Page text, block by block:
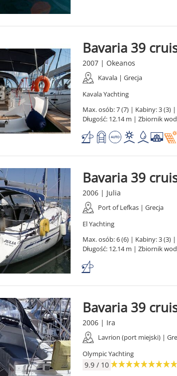
Bavaria 39
2007 | Okeanos
Kavala | Grecja
Kavala Yachting
Max. osób: 7 (7) | Kabiny: 3 (3) |
Długość: 12.14 m | Zbiornik
Bavaria 39
2006 | Julia
Port of Lefkas | Grecja
El Yachting
Max. osób: 6 (6) | Kabiny: 3 (3) |
Długość: 12.14 m | Zbiornik
Bavaria 39
2006 | Ira
Lavrion (port miejski) |
Olympic Yachting
9.9 / 10